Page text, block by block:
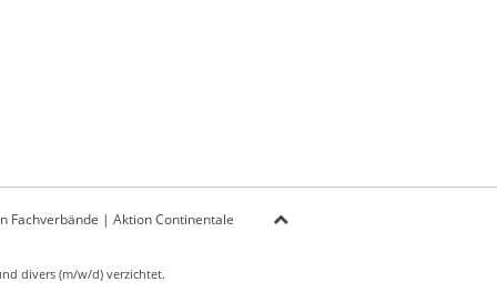
Fachverbände | Aktion Continentale
divers (m/w/d) verzichtet.